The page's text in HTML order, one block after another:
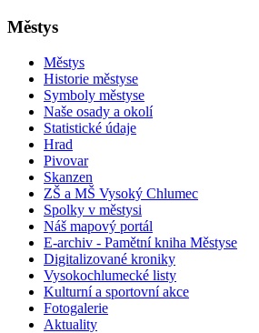
Městys
Městys
Historie městyse
Symboly městyse
Naše osady a okolí
Statistické údaje
Hrad
Pivovar
Skanzen
ZŠ a MŠ Vysoký Chlumec
Spolky v městysi
Náš mapový portál
E-archiv - Pamětní kniha Městyse
Digitalizované kroniky
Vysokochlumecké listy
Kulturní a sportovní akce
Fotogalerie
Aktuality